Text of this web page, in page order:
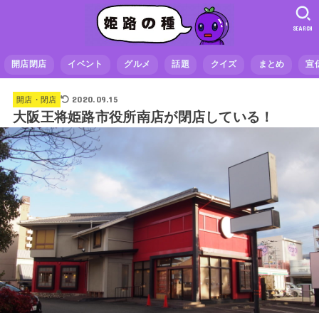
開店閉店 イベント グルメ 話題 クイズ まとめ 宣
SEARCH
開店・閉店 2020.09.15
大阪王将姫路市役所南店が閉店している！